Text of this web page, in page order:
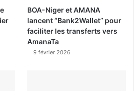
BOA-Niger et AMANA
lancent “Bank2Wallet” pour
faciliter les transferts vers
AmanaTa
9 février 2026